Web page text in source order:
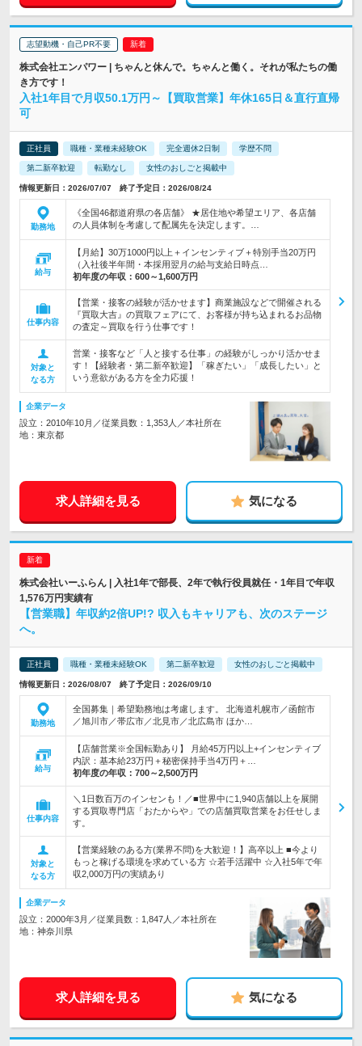
志望動機・自己PR不要
株式会社エンパワー | ちゃんと休んで。ちゃんと働く。それが私たちの働
き方です！
入社1年目で月収50.1万円～【買取営業】年休165日＆直行直帰
可
正社員 職種・業種未経験OK 完全週休2日制 学歴不問
第二新卒歓迎 転勤なし 女性のおしごと掲載中
情報更新日：2026/07/07 終了予定日：2026/08/24
勤務地
《全国46都道府県の各店舗》 ★居住地や希望エリア、各店舗
の人員体制を考慮して配属先を決定します。…
給与
【月給】30万1000円以上＋インセンティブ＋特別手当20万円
（入社後半年間・本採用翌月の給与支給日時点…
初年度の年収： 600～1,600万円
仕事内容
【営業・接客の経験が活かせます】商業施設などで開催される
『買取大吉』の買取フェアにて、お客様が持ち込まれるお品物
の査定～買取を行う仕事です！
対象と
なる方
営業・接客など「人と接する仕事」の経験がしっかり活かせま
す！【経験者・第二新卒歓迎】「稼ぎたい」「成長したい」と
いう意欲がある方を全力応援！
企業データ
設立：2010年10月／従業員数：1,353人／本社所在
地：東京都
求人詳細を見る 気になる
株式会社いーふらん | 入社1年で部長、2年で執行役員就任・1年目で年収
1,576万円実績有
【営業職】年収約2倍UP!? 収入もキャリアも、次のステージ
へ。
正社員 職種・業種未経験OK 第二新卒歓迎 女性のおしごと掲載中
情報更新日：2026/08/07 終了予定日：2026/09/10
勤務地
全国募集｜希望勤務地は考慮します。 北海道札幌市／函館市
／旭川市／帯広市／北見市／北広島市 ほか…
給与
【店舗営業※全国転勤あり】 月給45万円以上+インセンティブ
内訳：基本給23万円＋秘密保持手当4万円＋…
初年度の年収： 700～2,500万円
仕事内容
＼1日数百万のインセンも！／■世界中に1,940店舗以上を展開
する買取専門店「おたからや」での店舗買取営業をお任せしま
す。
対象と
なる方
【営業経験のある方(業界不問)を大歓迎！】高卒以上 ■今より
もっと稼げる環境を求めている方 ☆若手活躍中 ☆入社5年で年
収2,000万円の実績あり
企業データ
設立：2000年3月／従業員数：1,847人／本社所在
地：神奈川県
求人詳細を見る 気になる